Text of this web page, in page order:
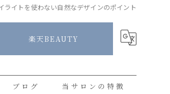
イトを使わない自然なデザインのポイント
楽天BEAUTY
ブログ 当サロンの特徴